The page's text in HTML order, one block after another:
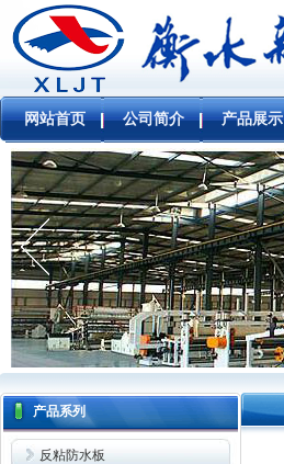
网站首页 公司简介 产品展示
产品系列
反粘防水板